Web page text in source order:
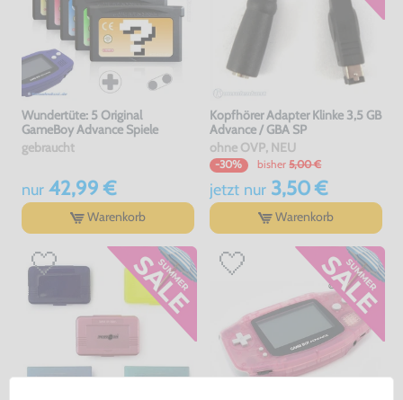
Wundertüte: 5 Original
GameBoy Advance Spiele
gebraucht
nur42,99 €
Warenkorb
Kopfhörer Adapter Klinke 3,5 GB
Advance / GBA SP
ohne OVP, NEU
-30% bisher 5,00 €
jetzt nur3,50 €
Warenkorb